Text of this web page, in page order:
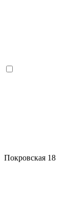
Покровская 18